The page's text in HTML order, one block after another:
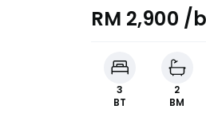
RM 2,900 /
3
BT
2
BM